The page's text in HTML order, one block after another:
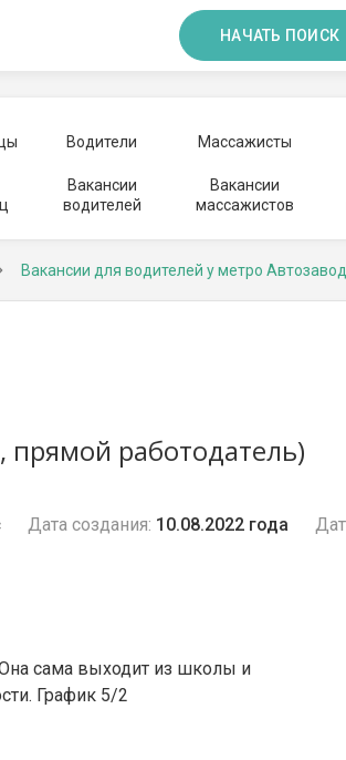
НАЧАТЬ ПОИСК
Водители Массажисты
Вакансии
водителей
Вакансии
массажистов
Вакансии для водителей у метро
прямой работодатель)
Дата создания: 10.08.2022 года
сама выходит из школы и
График 5/2